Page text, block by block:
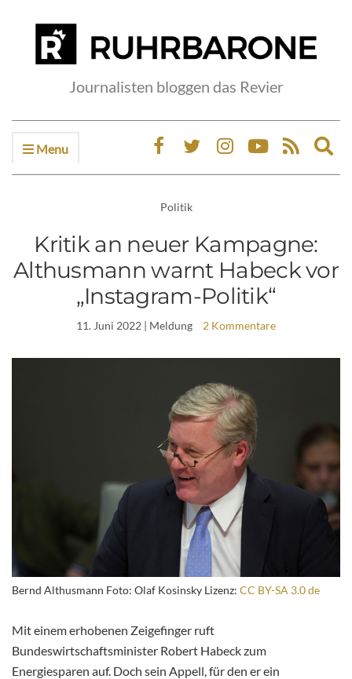
Journalisten bloggen das Revier
Menu
Politik
Kritik an neuer Kampagne:
Althusmann warnt Habeck vor
„Instagram-Politik“
11. Juni 2022 | Meldung 2 Kommentare
Bernd Althusmann Foto: Olaf Kosinsky Lizenz: CC BY-SA 3.0 de
Mit einem erhobenen Zeigefinger ruft
Bundeswirtschaftsminister Robert Habeck zum
Energiesparen auf. Doch sein Appell, für den er ein